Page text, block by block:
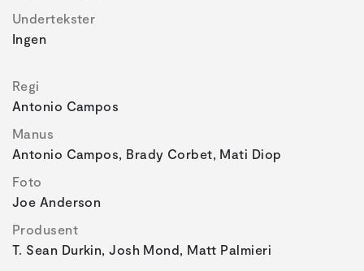
Undertekster
Ingen
Regi
Antonio Campos
Manus
Antonio Campos, Brady Corbet, Mati Diop
Foto
Joe Anderson
Produsent
T. Sean Durkin, Josh Mond, Matt Palmieri